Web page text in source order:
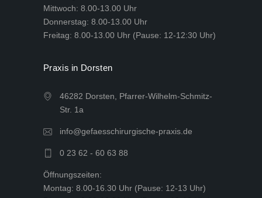
Mittwoch: 8.00-13.00 Uhr
Donnerstag: 8.00-13.00 Uhr
Freitag: 8.00-13.00 Uhr (Pause: 12-12:30 Uhr)
Praxis in Dorsten
46282 Dorsten, Pfarrer-Wilhelm-Schmitz-
Str. 1a
info@gefaesschirurgische-praxis.de
0 23 62 - 60 63 88
Öffnungszeiten:
Montag: 8.00-16.30 Uhr (Pause: 12-13 Uhr)